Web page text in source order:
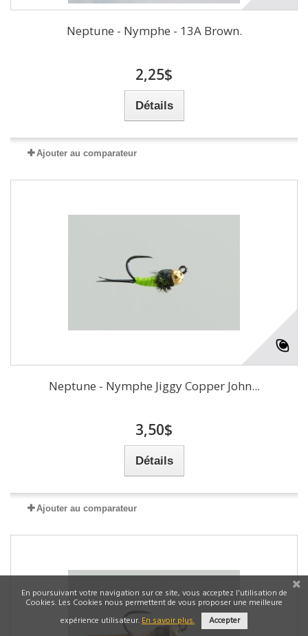
Neptune - Nymphe - 13A Brown.
2,25$
Détails
Ajouter au comparateur
Neptune - Nymphe Jiggy Copper John...
3,50$
Détails
Ajouter au comparateur
En poursuivant votre navigation sur ce site, vous acceptez l'utilisation de
Cookies. Les Cookies nous permettent de vous proposer une meilleure
expérience utilisateur.En savoir plus. Accepter